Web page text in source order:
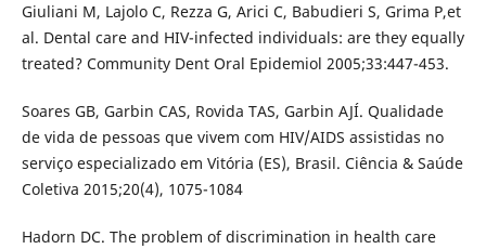
Giuliani M, Lajolo C, Rezza G, Arici C, Babudieri S, Grima P,et
al. Dental care and HIV-infected individuals: are they equally
treated? Community Dent Oral Epidemiol 2005;33:447-453.
Soares GB, Garbin CAS, Rovida TAS, Garbin AJÍ. Qualidade
de vida de pessoas que vivem com HIV/AIDS assistidas no
serviço especializado em Vitória (ES), Brasil. Ciência & Saúde
Coletiva 2015;20(4), 1075-1084
Hadorn DC. The problem of discrimination in health care